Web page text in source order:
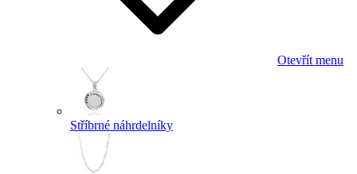
Otevřít menu
Stříbrné náhrdelníky